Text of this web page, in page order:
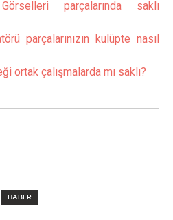
parçalarında saklı
parçalarınızın kulüpte nasıl
ortak çalışmalarda mı saklı?
HABER